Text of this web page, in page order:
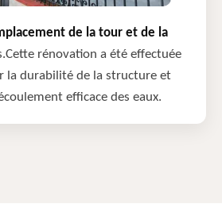
de la tour et de la
rénovation a été effectuée
la durabilité de la structure et
efficace des eaux.